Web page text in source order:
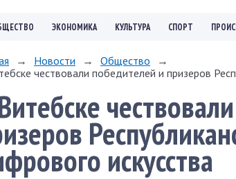
ЭКОНОМИКА КУЛЬТУРА СПОРТ
→ Новости → Общество
→
чествовали победителей и призеров
искусства